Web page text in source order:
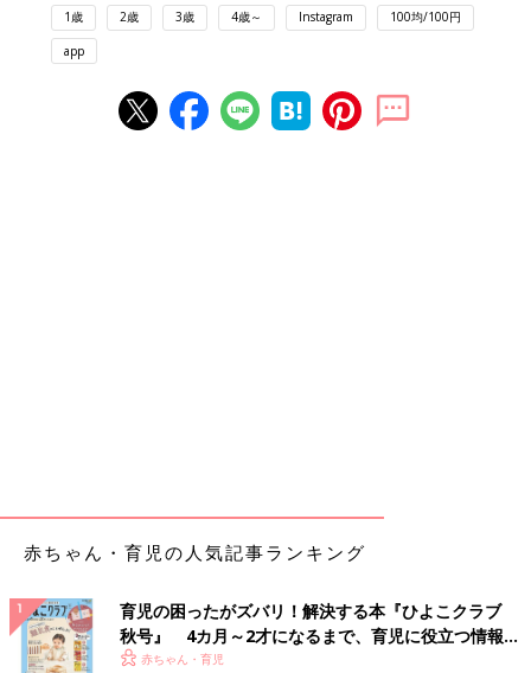
しんでいるんだとか♪「お風呂嫌いの子も試してみる価値あり」
とのこと。
曜日や日付の読み方を学べる！キッズカレンダー
1歳 2歳 3歳 4歳～ Instagram 100均/100円
app
赤ちゃん・育児の人気記事ランキング
育児の困ったがズバリ！解決する本『ひよこクラブ
秋号』 4カ月～2才になるまで、育児に役立つ情報が
いっぱい！
赤ちゃん・育児